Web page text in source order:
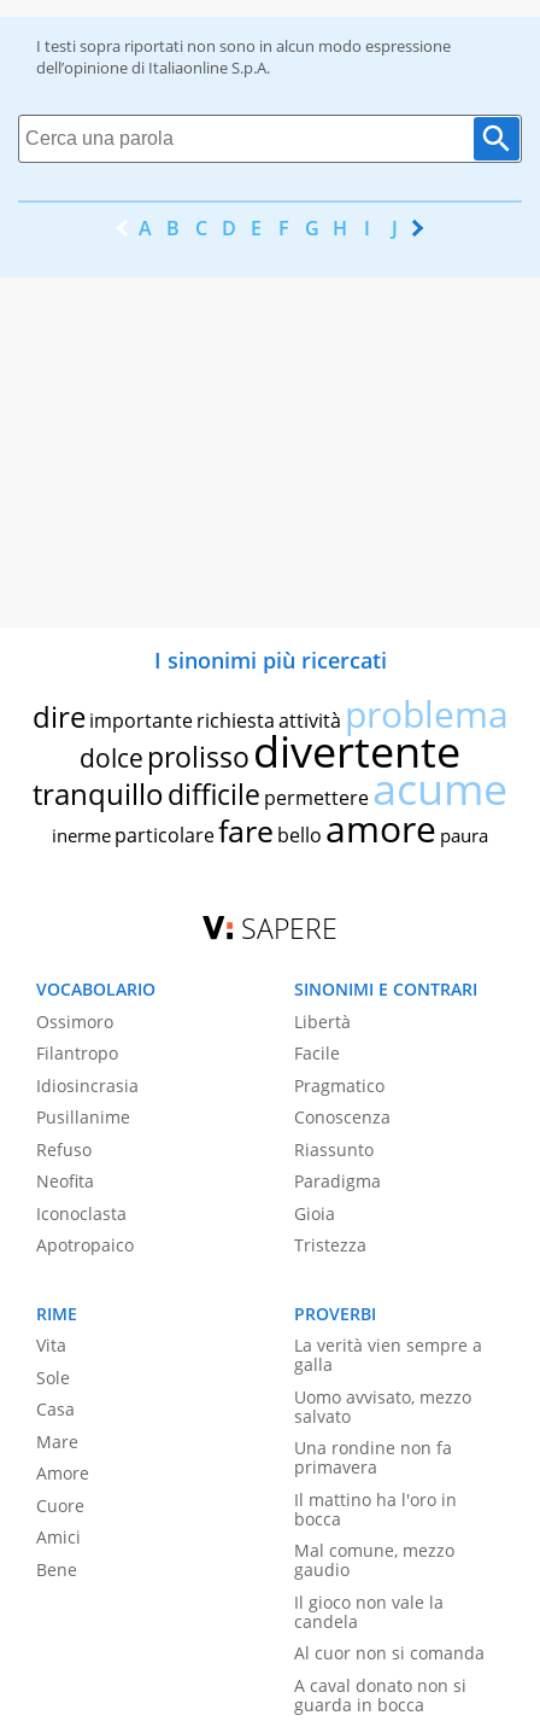
I testi sopra riportati non sono in alcun modo espressione
dell’opinione di Italiaonline S.p.A.
A B C D E F G H I J K
I sinonimi più ricercati
dire importante richiestaattività problema
dolce prolissodivertente
tranquillodifficile permettereacume
inerme particolarefare bello amore paura
SAPERE
VOCABOLARIO
Ossimoro
Filantropo
Idiosincrasia
Pusillanime
Refuso
Neofita
Iconoclasta
Apotropaico
SINONIMI E CONTRARI
Libertà
Facile
Pragmatico
Conoscenza
Riassunto
Paradigma
Gioia
Tristezza
RIME
Vita
Sole
Casa
Mare
Amore
Cuore
Amici
Bene
PROVERBI
La verità vien sempre a
galla
Uomo avvisato, mezzo
salvato
Una rondine non fa
primavera
Il mattino ha l'oro in
bocca
Mal comune, mezzo
gaudio
Il gioco non vale la
candela
Al cuor non si comanda
A caval donato non si
guarda in bocca